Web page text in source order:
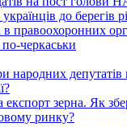
до берегів
правоохоронних
черкаськи
народних депутатів
зерна. Як
ринку?